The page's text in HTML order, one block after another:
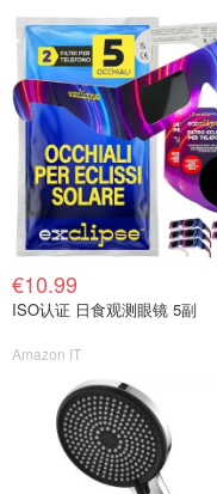
€10.99
ISO认证 日食观测眼镜 5副
Amazon IT